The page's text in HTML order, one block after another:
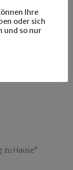
zu Hause“
Ihre
oder sich
und so nur